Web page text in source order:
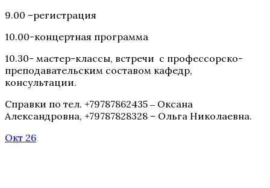
9.00 –регистрация
10.00-концертная программа
10.30- мастер-классы, встречи с профессорско-
преподавательским составом кафедр,
консультации.
Справки по тел. +79787862435 ‒ Оксана
Александровна, +79787828328 – Ольга Николаевна.
Окт 26